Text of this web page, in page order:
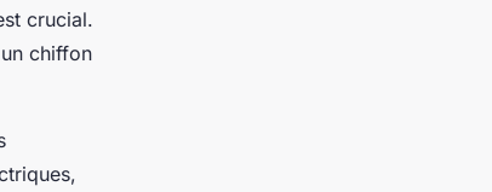
crucial.
chiffon